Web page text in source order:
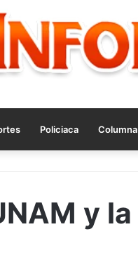
Policiaca Columna
y la